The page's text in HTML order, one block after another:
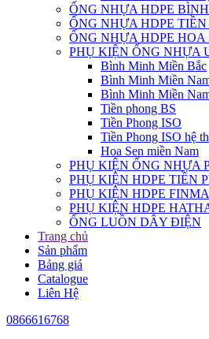
ỐNG NHỰA HDPE
ỐNG NHỰA HDPE TIỀN
ỐNG NHỰA HDPE HOA
PHỤ KIỆN ỐNG NHỰA
Bình Minh Miền Bắc
Bình Minh Miền
Bình Minh Miền
Tiền phong BS
Tiền Phong ISO
Tiền Phong ISO hệ
Hoa Sen miền Nam
PHỤ KIỆN ỐNG NHỰA
PHỤ KIỆN HDPE TIỀN
PHỤ KIỆN HDPE
PHỤ KIỆN HDPE
ỐNG LUỒN DÂY ĐIỆN
Trang chủ
Sản phẩm
Bảng giá
Catalogue
Liên Hệ
0866616768